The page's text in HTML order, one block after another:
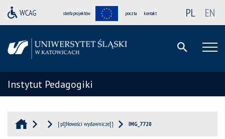
strefa projektów poczta kontakt PL EN
Instytut Pedagogiki
[:pl]Nowości wydawnicze[:] IMG_7720